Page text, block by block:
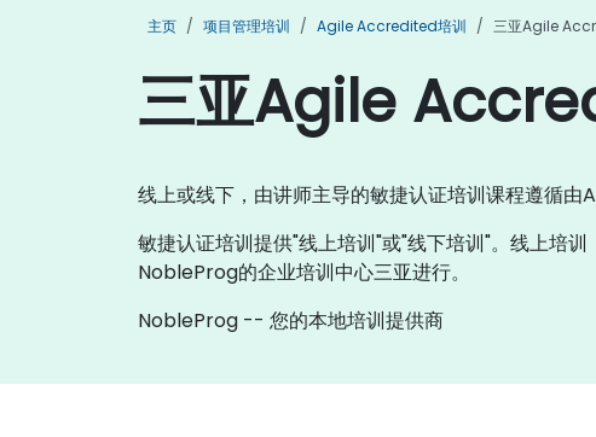
主页 项目管理培训 Agile Accredited培训 三亚Agile
三亚Agile
线上或线下，由讲师主导的敏捷认证培训课程遵循
敏捷认证培训提供"线上培训"或"线下培训"。线上培
NobleProg的企业培训中心三亚进行。
NobleProg -- 您的本地培训提供商